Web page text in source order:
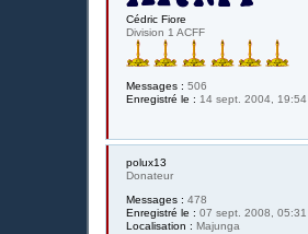
Cédric Fiore
Division 1 ACFF
Messages : 506
Enregistré le : 14 sept. 2004, 19:54
polux13
Donateur
Messages : 478
Enregistré le : 07 sept. 2008, 05:31
Localisation : Majunga